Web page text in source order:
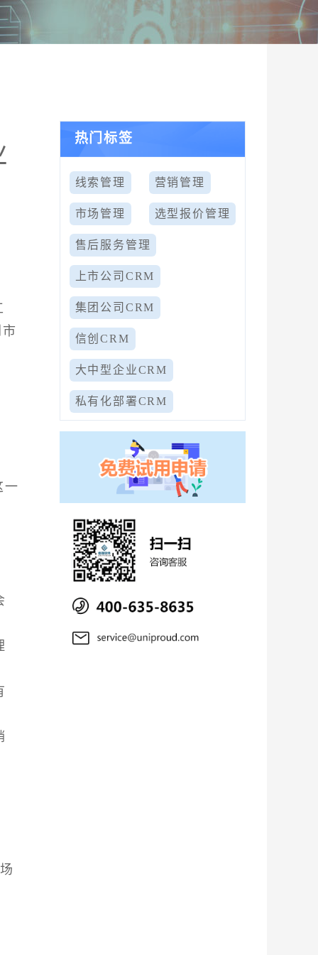
一
热门标签
线索管理 营销管理
市场管理 选型报价管理
售后服务管理
上市公司CRM
集团公司CRM
信创CRM
大中型企业CRM
私有化部署CRM